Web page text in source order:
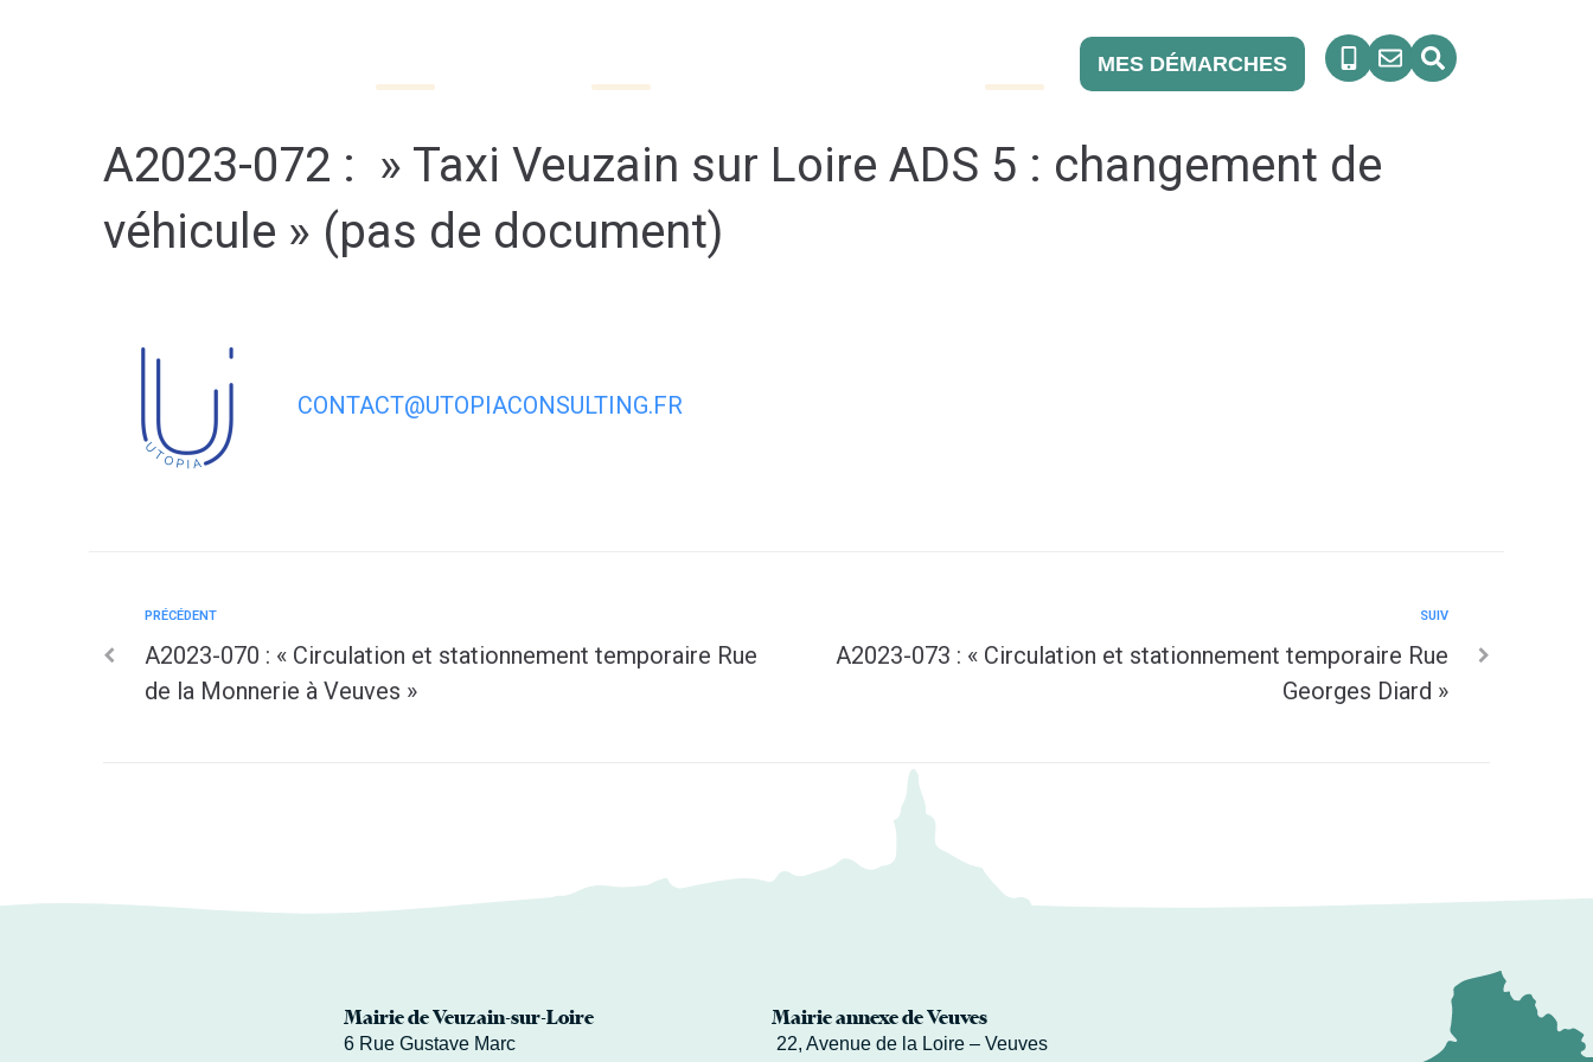
MES DÉMARCHES
A2023-072 : » Taxi Veuzain sur Loire ADS 5 : changement de
véhicule » (pas de document)
CONTACT@UTOPIACONSULTING.FR
PRÉCÉDENT
A2023-070 : « Circulation et stationnement temporaire Rue
de la Monnerie à Veuves »
SUIV
A2023-073 : « Circulation et stationnement temporaire Rue
Georges Diard »
Mairie de Veuzain-sur-Loire
6 Rue Gustave Marc
Mairie annexe de Veuves
22, Avenue de la Loire – Veuves